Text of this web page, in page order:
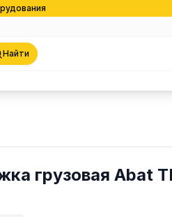
Найти
грузовая Abat